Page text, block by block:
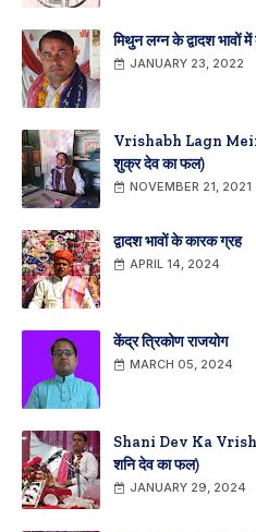
मिथुन लग्न के द्वादश भावों
JANUARY 23, 2022
Vrishabh Lagn
शुक्र देव का फल)
NOVEMBER 21, 2021
द्वादश भावों के कारक ग्रह
APRIL 14, 2024
केंद्र त्रिकोण राजयोग
MARCH 05, 2024
Shani Dev Ka
शनि देव का फल)
JANUARY 29, 2024